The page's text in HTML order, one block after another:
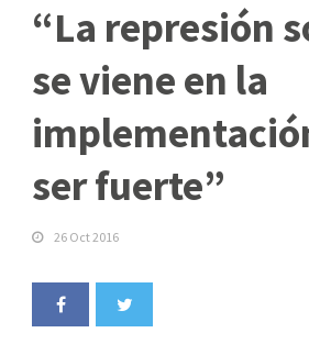
“La represión
se viene en la
ser fuerte”
26 Oct 2016